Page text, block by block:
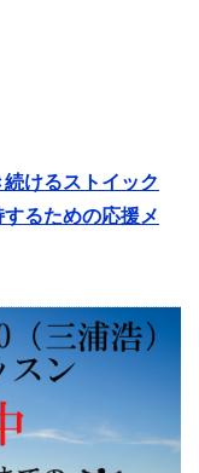
けるストイック
るための応援メ